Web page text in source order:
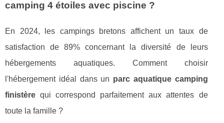
camping 4 étoiles avec piscine ?
En 2024, les campings bretons affichent un taux de
satisfaction de 89% concernant la diversité de leurs
hébergements aquatiques. Comment choisir
l'hébergement idéal dans un parc aquatique camping
finistère qui correspond parfaitement aux attentes de
toute la famille ?